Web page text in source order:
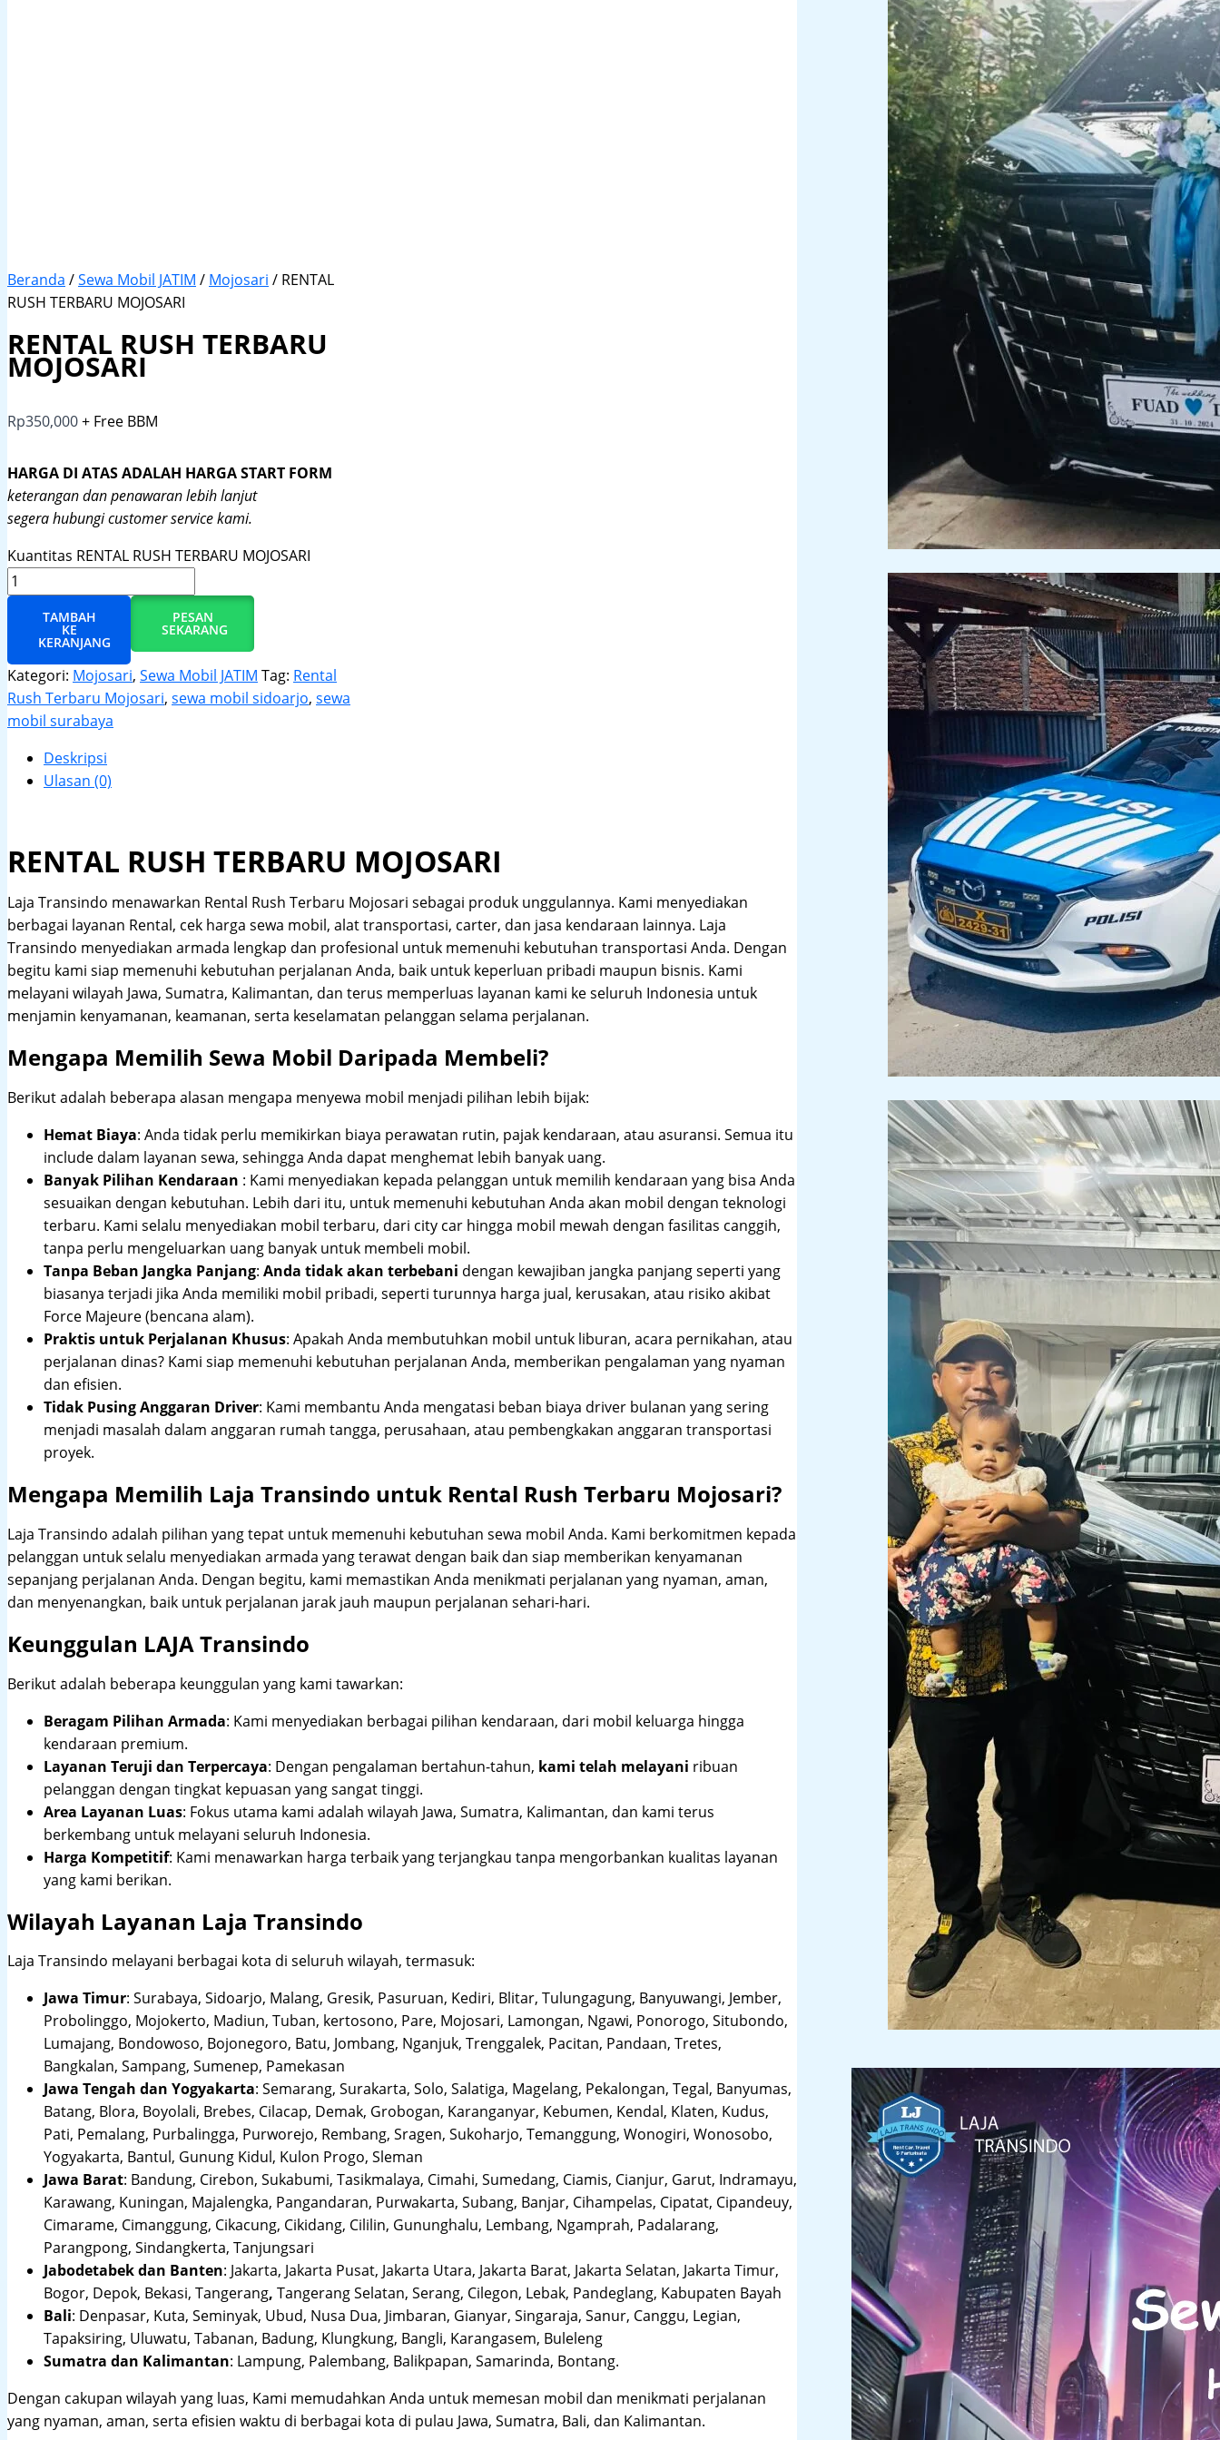
Beranda /Sewa Mobil JATIM / Mojosari / RENTAL
RUSH TERBARU MOJOSARI
RENTAL RUSH TERBARU
MOJOSARI
Rp350,000+ Free BBM
HARGA DI ATAS ADALAH HARGA START FORM
keterangan dan penawaran lebih lanjut
segera hubungi customer service kami.
Kuantitas RENTAL RUSH TERBARU MOJOSARI
TAMBAH
KE
KERANJANG
PESAN
SEKARANG
Kategori: Mojosari, Sewa Mobil JATIM Tag: Rental
Rush Terbaru Mojosari, sewa mobil sidoarjo, sewa
mobil surabaya
Deskripsi
Ulasan (0)
RENTAL RUSH TERBARU MOJOSARI
Laja Transindo menawarkan Rental Rush Terbaru Mojosari sebagai produk unggulannya. Kami menyediakan
berbagai layanan Rental, cek harga sewa mobil, alat transportasi, carter, dan jasa kendaraan lainnya. Laja
Transindo menyediakan armada lengkap dan profesional untuk memenuhi kebutuhan transportasi Anda. Dengan
begitu kami siap memenuhi kebutuhan perjalanan Anda, baik untuk keperluan pribadi maupun bisnis. Kami
melayani wilayah Jawa, Sumatra, Kalimantan, dan terus memperluas layanan kami ke seluruh Indonesia untuk
menjamin kenyamanan, keamanan, serta keselamatan pelanggan selama perjalanan.
Mengapa Memilih Sewa Mobil Daripada Membeli?
Berikut adalah beberapa alasan mengapa menyewa mobil menjadi pilihan lebih bijak:
Hemat Biaya: Anda tidak perlu memikirkan biaya perawatan rutin, pajak kendaraan, atau asuransi. Semua itu
include dalam layanan sewa, sehingga Anda dapat menghemat lebih banyak uang.
Banyak Pilihan Kendaraan : Kami menyediakan kepada pelanggan untuk memilih kendaraan yang bisa Anda
sesuaikan dengan kebutuhan. Lebih dari itu, untuk memenuhi kebutuhan Anda akan mobil dengan teknologi
terbaru. Kami selalu menyediakan mobil terbaru, dari city car hingga mobil mewah dengan fasilitas canggih,
tanpa perlu mengeluarkan uang banyak untuk membeli mobil.
Tanpa Beban Jangka Panjang: Anda tidak akan terbebani dengan kewajiban jangka panjang seperti yang
biasanya terjadi jika Anda memiliki mobil pribadi, seperti turunnya harga jual, kerusakan, atau risiko akibat
Force Majeure (bencana alam).
Praktis untuk Perjalanan Khusus: Apakah Anda membutuhkan mobil untuk liburan, acara pernikahan, atau
perjalanan dinas? Kami siap memenuhi kebutuhan perjalanan Anda, memberikan pengalaman yang nyaman
dan efisien.
Tidak Pusing Anggaran Driver: Kami membantu Anda mengatasi beban biaya driver bulanan yang sering
menjadi masalah dalam anggaran rumah tangga, perusahaan, atau pembengkakan anggaran transportasi
proyek.
Mengapa Memilih Laja Transindo untuk Rental Rush Terbaru Mojosari?
Laja Transindo adalah pilihan yang tepat untuk memenuhi kebutuhan sewa mobil Anda. Kami berkomitmen kepada
pelanggan untuk selalu menyediakan armada yang terawat dengan baik dan siap memberikan kenyamanan
sepanjang perjalanan Anda. Dengan begitu, kami memastikan Anda menikmati perjalanan yang nyaman, aman,
dan menyenangkan, baik untuk perjalanan jarak jauh maupun perjalanan sehari-hari.
Keunggulan LAJA Transindo
Berikut adalah beberapa keunggulan yang kami tawarkan:
Beragam Pilihan Armada: Kami menyediakan berbagai pilihan kendaraan, dari mobil keluarga hingga
kendaraan premium.
Layanan Teruji dan Terpercaya: Dengan pengalaman bertahun-tahun, kami telah melayani ribuan
pelanggan dengan tingkat kepuasan yang sangat tinggi.
Area Layanan Luas: Fokus utama kami adalah wilayah Jawa, Sumatra, Kalimantan, dan kami terus
berkembang untuk melayani seluruh Indonesia.
Harga Kompetitif: Kami menawarkan harga terbaik yang terjangkau tanpa mengorbankan kualitas layanan
yang kami berikan.
Wilayah Layanan Laja Transindo
Laja Transindo melayani berbagai kota di seluruh wilayah, termasuk:
Jawa Timur: Surabaya, Sidoarjo, Malang, Gresik, Pasuruan, Kediri, Blitar, Tulungagung, Banyuwangi, Jember,
Probolinggo, Mojokerto, Madiun, Tuban, kertosono, Pare, Mojosari, Lamongan, Ngawi, Ponorogo, Situbondo,
Lumajang, Bondowoso, Bojonegoro, Batu, Jombang, Nganjuk, Trenggalek, Pacitan, Pandaan, Tretes,
Bangkalan, Sampang, Sumenep, Pamekasan
Jawa Tengah dan Yogyakarta: Semarang, Surakarta, Solo, Salatiga, Magelang, Pekalongan, Tegal, Banyumas,
Batang, Blora, Boyolali, Brebes, Cilacap, Demak, Grobogan, Karanganyar, Kebumen, Kendal, Klaten, Kudus,
Pati, Pemalang, Purbalingga, Purworejo, Rembang, Sragen, Sukoharjo, Temanggung, Wonogiri, Wonosobo,
Yogyakarta, Bantul, Gunung Kidul, Kulon Progo, Sleman
Jawa Barat: Bandung, Cirebon, Sukabumi, Tasikmalaya, Cimahi, Sumedang, Ciamis, Cianjur, Garut, Indramayu,
Karawang, Kuningan, Majalengka, Pangandaran, Purwakarta, Subang, Banjar, Cihampelas, Cipatat, Cipandeuy,
Cimarame, Cimanggung, Cikacung, Cikidang, Cililin, Gununghalu, Lembang, Ngamprah, Padalarang,
Parangpong, Sindangkerta, Tanjungsari
Jabodetabek dan Banten: Jakarta, Jakarta Pusat, Jakarta Utara, Jakarta Barat, Jakarta Selatan, Jakarta Timur,
Bogor, Depok, Bekasi, Tangerang, Tangerang Selatan, Serang, Cilegon, Lebak, Pandeglang, Kabupaten Bayah
Bali: Denpasar, Kuta, Seminyak, Ubud, Nusa Dua, Jimbaran, Gianyar, Singaraja, Sanur, Canggu, Legian,
Tapaksiring, Uluwatu, Tabanan, Badung, Klungkung, Bangli, Karangasem, Buleleng
Sumatra dan Kalimantan: Lampung, Palembang, Balikpapan, Samarinda, Bontang.
Dengan cakupan wilayah yang luas, Kami memudahkan Anda untuk memesan mobil dan menikmati perjalanan
yang nyaman, aman, serta efisien waktu di berbagai kota di pulau Jawa, Sumatra, Bali, dan Kalimantan.